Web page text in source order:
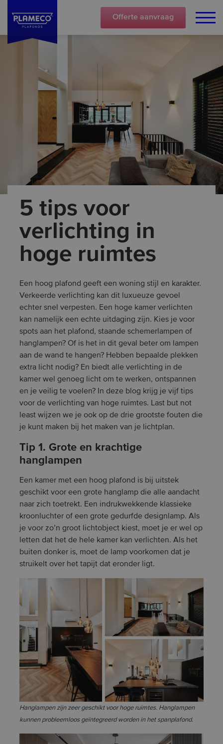
Offerte aanvraag
5 tips voor
verlichting in
hoge ruimtes
Een hoog plafond geeft een woning stijl en karakter.
Verkeerde verlichting kan dit luxueuze gevoel
echter snel verpesten. Een hoge kamer verlichten
kan namelijk een echte uitdaging zijn. Kies je voor
spots aan het plafond, staande schemerlampen of
hanglampen? Of is het in dit geval beter om lampen
aan de wand te hangen? Hebben bepaalde plekken
extra licht nodig? En biedt alle verlichting in de
kamer wel genoeg licht om te werken, ontspannen
en je veilig te voelen? In deze blog krijg je vijf tips
voor de verlichting van hoge ruimtes. Last but not
least wijzen we je ook op de drie grootste fouten die
je kunt maken bij het maken van je lichtplan.
Tip 1. Grote en krachtige
hanglampen
Een kamer met een hoog plafond is bij uitstek
geschikt voor een grote hanglamp die alle aandacht
naar zich toetrekt. Een indrukwekkende klassieke
kroonluchter of een grote gedurfde designlamp. Als
je voor zo’n groot lichtobject kiest, moet je er wel op
letten dat het de hele kamer kan verlichten. Als het
buiten donker is, moet de lamp voorkomen dat je
struikelt over het tapijt dat eronder ligt.
Hanglampen zijn zeer geschikt voor hoge ruimtes. Hanglampen
kunnen probleemloos geïntegreerd worden in het spanplafond.